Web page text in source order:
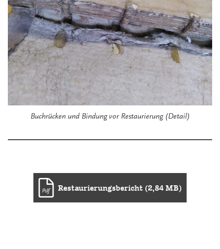
Buchrücken und Bindung vor Restaurierung (Detail)
Restaurierungsbericht (2,84 MB)